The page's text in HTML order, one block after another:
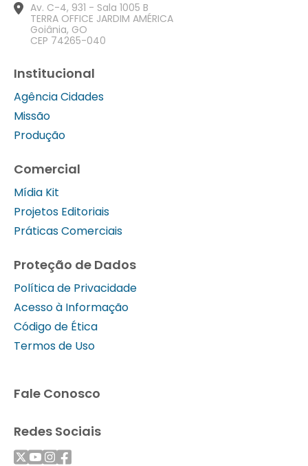
Av. C-4, 931 - Sala 1005 B
TERRA OFFICE JARDIM AMÉRICA
Goiânia, GO
CEP 74265-040
Institucional
Agência Cidades
Missão
Produção
Comercial
Mídia Kit
Projetos Editoriais
Práticas Comerciais
Proteção de Dados
Política de Privacidade
Acesso à Informação
Código de Ética
Termos de Uso
Fale Conosco
Redes Sociais